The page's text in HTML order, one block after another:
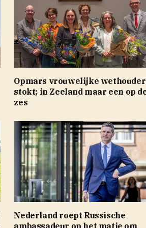
Opmars vrouwelijke
stokt; in Zeeland maar een op
zes
Nederland roept Russische